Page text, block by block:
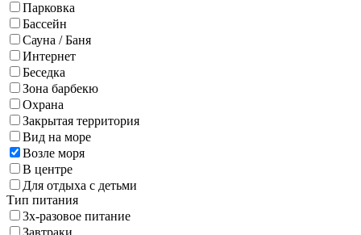
Парковка
Бассейн
Сауна / Баня
Интернет
Беседка
Зона барбекю
Охрана
Закрытая территория
Вид на море
Возле моря
В центре
Для отдыха с детьми
Тип питания
3х-разовое питание